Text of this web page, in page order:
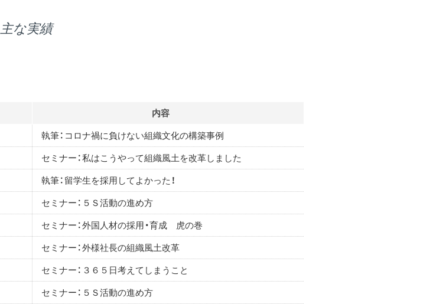
主な実績
内容
執筆：コロナ禍に負けない組織文化の構築事例
セミナー：私はこうやって組織風土を改革しました
執筆：留学生を採用してよかった！
セミナー：５Ｓ活動の進め方
セミナー：外国人材の採用・育成 虎の巻
セミナー：外様社長の組織風土改革
セミナー：３６５日考えてしまうこと
セミナー：５Ｓ活動の進め方